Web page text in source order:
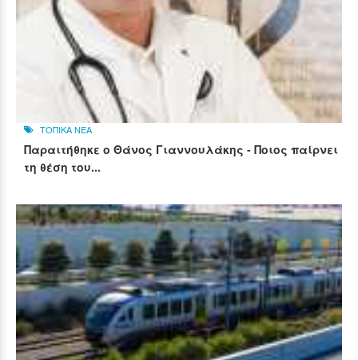
ΤΟΠΙΚΑ ΝΕΑ
Παραιτήθηκε ο Θάνος Γιαννουλάκης - Ποιος παίρνει
τη θέση του...